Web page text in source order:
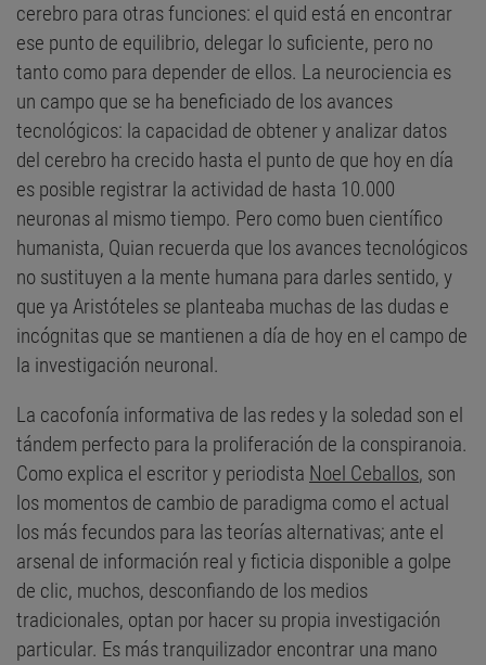
cerebro para otras funciones: el quid está en encontrar
ese punto de equilibrio, delegar lo suficiente, pero no
tanto como para depender de ellos. La neurociencia es
un campo que se ha beneficiado de los avances
tecnológicos: la capacidad de obtener y analizar datos
del cerebro ha crecido hasta el punto de que hoy en día
es posible registrar la actividad de hasta 10.000
neuronas al mismo tiempo. Pero como buen científico
humanista, Quian recuerda que los avances tecnológicos
no sustituyen a la mente humana para darles sentido, y
que ya Aristóteles se planteaba muchas de las dudas e
incógnitas que se mantienen a día de hoy en el campo de
la investigación neuronal.
La cacofonía informativa de las redes y la soledad son el
tándem perfecto para la proliferación de la conspiranoia.
Como explica el escritor y periodista Noel Ceballos, son
los momentos de cambio de paradigma como el actual
los más fecundos para las teorías alternativas; ante el
arsenal de información real y ficticia disponible a golpe
de clic, muchos, desconfiando de los medios
tradicionales, optan por hacer su propia investigación
particular. Es más tranquilizador encontrar una mano